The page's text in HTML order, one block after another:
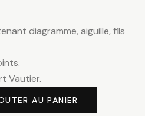
:
CHF.
prix
actuel
29.00
diagramme, aiguille, fils
Vautier.
AU PANIER